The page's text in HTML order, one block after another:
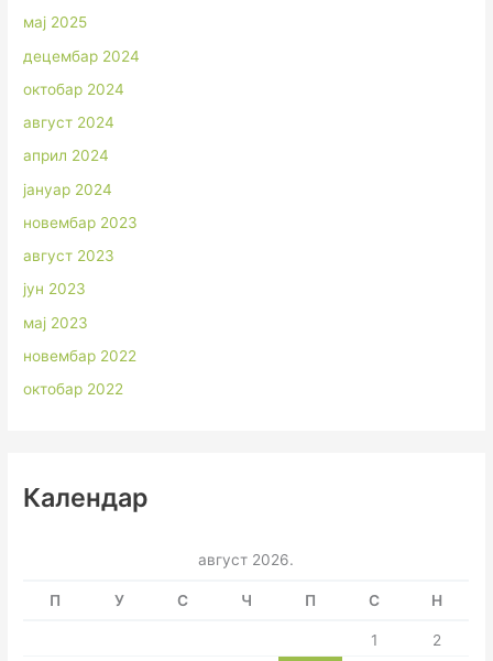
мај 2025
децембар 2024
октобар 2024
август 2024
април 2024
јануар 2024
новембар 2023
август 2023
јун 2023
мај 2023
новембар 2022
октобар 2022
Календар
август 2026.
П У С Ч П С Н
1
2